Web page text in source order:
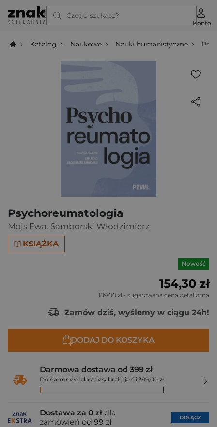
Czego szukasz?
Konto
Katalog Naukowe Nauki humanistyczne
Psychoreumatologia
Mojs Ewa, Samborski Włodzimierz
KSIĄŻKA
Nowość
154,30 zł
189,00 zł - sugerowana cena detaliczna
Zamów dziś, wyślemy w ciągu 24h!
DODAJ DO KOSZYKA
Darmowa dostawa od 399 zł
Do darmowej dostawy brakuje Ci 399,00 zł
Dostawa za 0 zł dla
zamówień od 99 zł
DOŁĄCZ